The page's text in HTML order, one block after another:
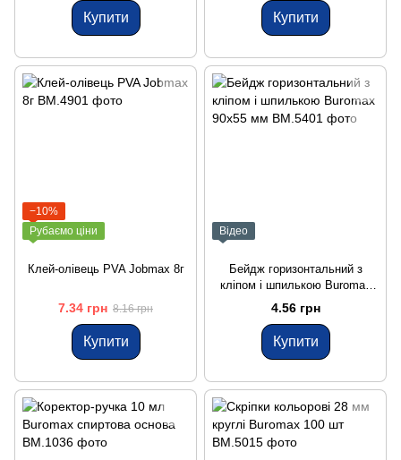
Купити Купити
−10%
Рубаємо ціни
Клей-олівець PVA Jobmax 8г
7.34 грн 8.16 грн
Купити
Відео
Бейдж горизонтальний з
кліпом і шпилькою Buromax
90х55 мм
4.56 грн
Купити